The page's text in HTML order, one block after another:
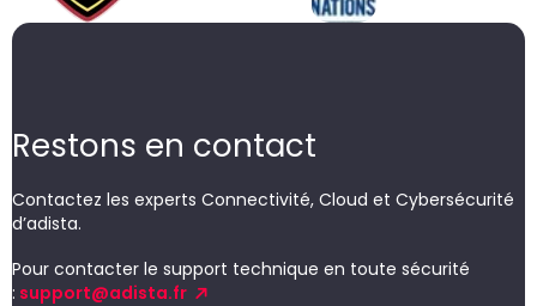
Restons en contact
Contactez les experts Connectivité, Cloud et Cybersécurité
d’adista.
Pour contacter le support technique en toute sécurité
: support@adista.fr